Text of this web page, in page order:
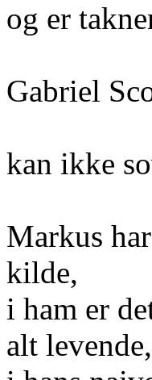
og er
Gabriel
kan ikke
Markus
kilde,
i ham er
alt levende,